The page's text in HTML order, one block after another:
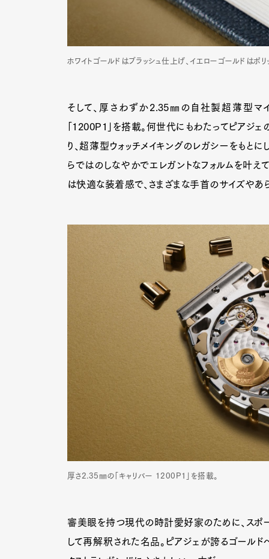
ホワイトゴールドはブラッシュ仕上げ、イエローゴールドはポ
そして、厚さわずか2.35㎜の自社製超薄型マ
「1200P1」を搭載。何世代にもわたってピアジ
り、超薄型ウォッチメイキングのレガシーをもと
らではのしなやかでエレガントなフォルムを叶え
は快適な装着感で、さまざまな手首のサイズやあ
厚さ2.35㎜の「キャリバー 1200P1」を搭載。
審美眼を持つ現代の時計愛好家のために、スポ
して再解釈された名品。ピアジェが誇るゴール